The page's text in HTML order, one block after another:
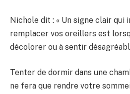
Nichole dit : « Un signe clair qui
remplacer vos oreillers est
décolorer ou à sentir
Tenter de dormir dans une
ne fera que rendre votre